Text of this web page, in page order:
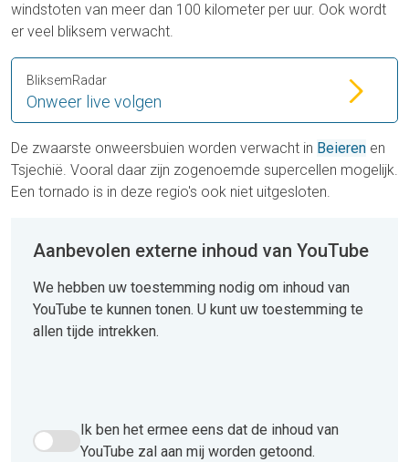
windstoten van meer dan 100 kilometer per uur. Ook wordt
er veel bliksem verwacht.
Onweer live volgen
BliksemRadar
De zwaarste onweersbuien worden verwacht in Beieren en
Tsjechië. Vooral daar zijn zogenoemde supercellen mogelijk.
Een tornado is in deze regio's ook niet uitgesloten.
Aanbevolen externe inhoud van YouTube
We hebben uw toestemming nodig om inhoud van
YouTube te kunnen tonen. U kunt uw toestemming te
allen tijde intrekken.
Ik ben het ermee eens dat de inhoud van YouTube zal aan
Ik ben het ermee eens dat de inhoud van
YouTube zal aan mij worden getoond.